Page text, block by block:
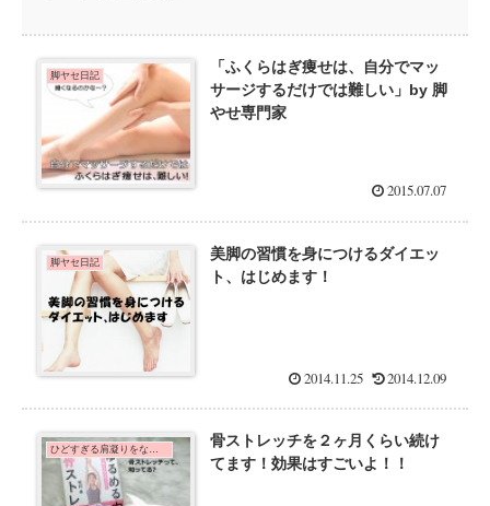
脚ヤセ日記
「ふくらはぎ痩せは、自分でマッ
サージするだけでは難しい」by 脚
やせ専門家
2015.07.07
脚ヤセ日記
美脚の習慣を身につけるダイエッ
ト、はじめます！
2014.11.25 2014.12.09
ひどすぎる肩凝りをなくすために
骨ストレッチを２ヶ月くらい続け
てます！効果はすごいよ！！